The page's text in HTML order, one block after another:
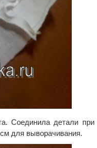
Соединила детали
для выворачивания.